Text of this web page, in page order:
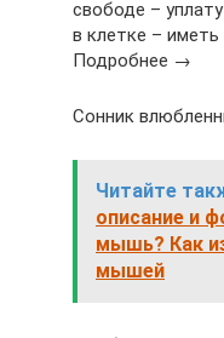
свободе –
в клетке –
Подробнее →
Сонник
Читайте
описание и
мышь? Как
мышей